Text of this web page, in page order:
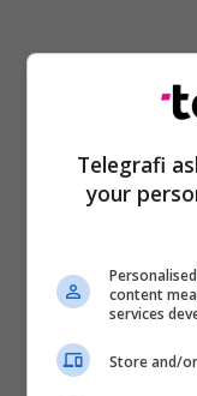
Telegrafi
your
content
services
Store and/